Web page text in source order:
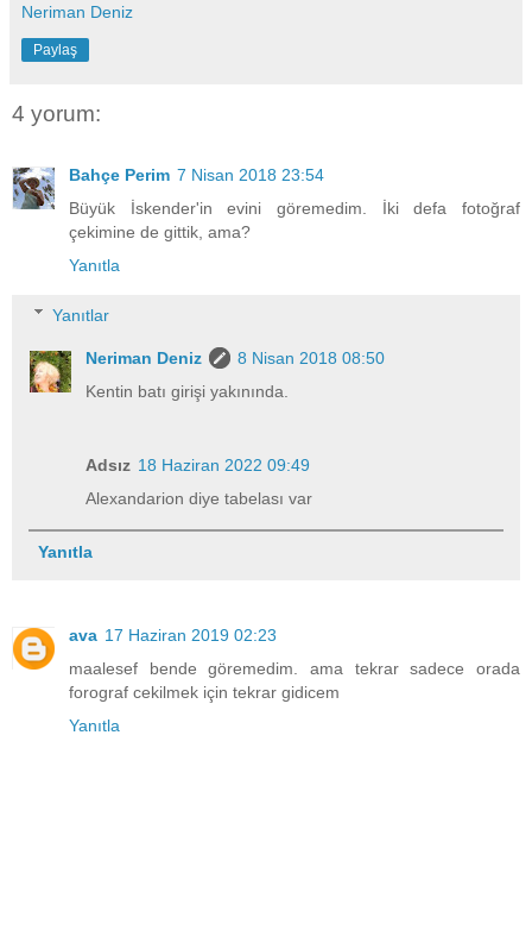
Neriman Deniz
Paylaş
4 yorum:
Bahçe Perim 7 Nisan 2018 23:54
Büyük İskender'in evini göremedim. İki defa fotoğraf
çekimine de gittik, ama?
Yanıtla
Yanıtlar
Neriman Deniz
8 Nisan 2018 08:50
Kentin batı girişi yakınında.
Adsız 18 Haziran 2022 09:49
Alexandarion diye tabelası var
Yanıtla
ava 17 Haziran 2019 02:23
maalesef bende göremedim. ama tekrar sadece orada
forograf cekilmek için tekrar gidicem
Yanıtla